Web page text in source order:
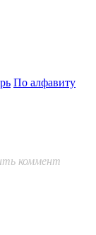
По алфавиту
коммент